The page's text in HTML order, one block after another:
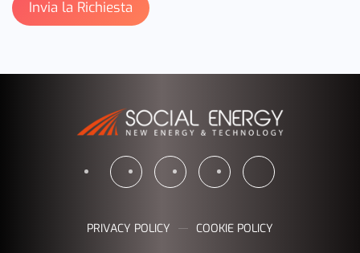
PRIVACY POLICY COOKIE POLICY